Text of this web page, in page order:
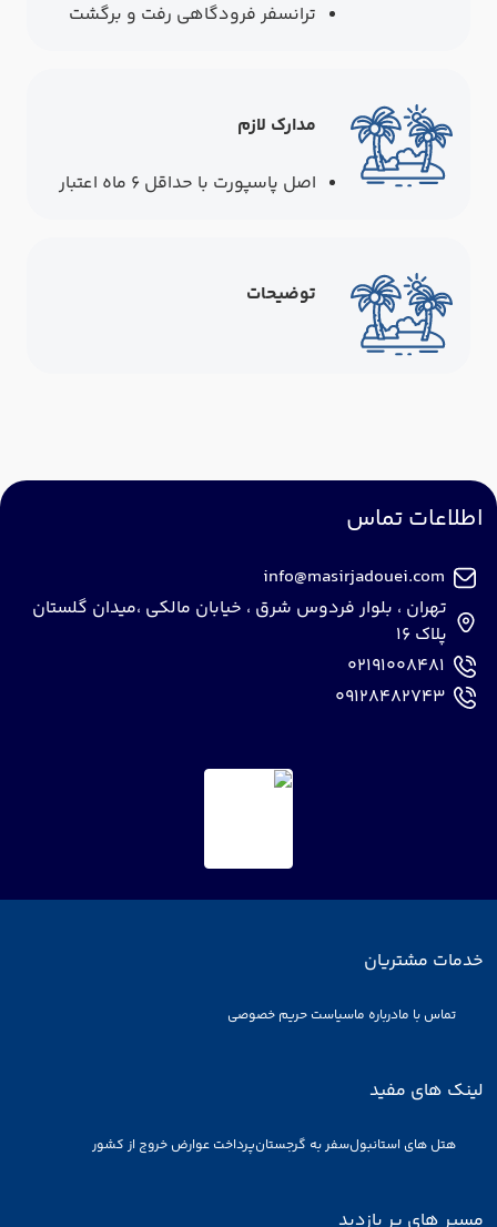
ترانسفر فرودگاهی رفت و برگشت
مدارک لازم
اصل پاسپورت با حداقل ۶ ماه اعتبار
توضیحات
خدمات مشتریان
تماس با مادرباره ماسیاست حریم خصوصی
لینک های مفید
هتل های استانبولسفر به گرجستانپرداخت عوارض خروج از کشور
مسیر های پر بازدید
اطلاعات تماس
info@masirjadouei.com
تهران ، بلوار فردوس شرق ، خیابان مالکی ،میدان گلستان
پلاک 16
02191008481
09128482743